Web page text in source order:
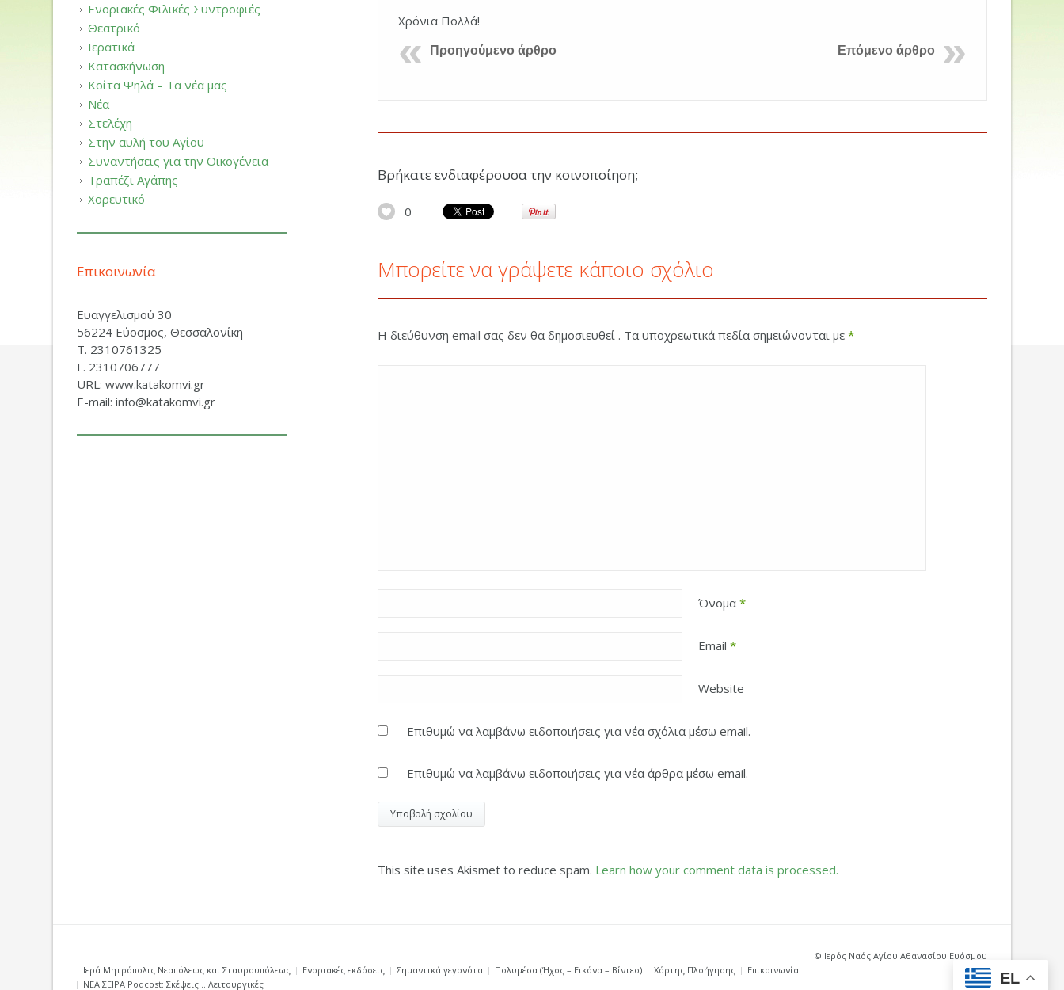
Χρόνια Πολλά!
Προηγούμενο άρθρο Επόμενο άρθρο
Βρήκατε ενδιαφέρουσα την κοινοποίηση;
0
Μπορείτε να γράψετε κάποιο σχόλιο
Η διεύθυνση email σας δεν θα δημοσιευθεί . Τα υποχρεωτικά πεδία σημειώνονται με *
Όνομα *
Email *
Website
Επιθυμώ να λαμβάνω ειδοποιήσεις για νέα σχόλια μέσω email.
Επιθυμώ να λαμβάνω ειδοποιήσεις για νέα άρθρα μέσω email.
This site uses Akismet to reduce spam. Learn how your comment data is processed.
Ενοριακές Φιλικές Συντροφιές
Θεατρικό
Ιερατικά
Κατασκήνωση
Κοίτα Ψηλά – Τα νέα μας
Νέα
Στελέχη
Στην αυλή του Αγίου
Συναντήσεις για την Οικογένεια
Τραπέζι Αγάπης
Χορευτικό
Επικοινωνία
Ευαγγελισμού 30
56224 Εύοσμος, Θεσσαλονίκη
Τ. 2310761325
F. 2310706777
URL: www.katakomvi.gr
E-mail: info@katakomvi.gr
© Ιερός Ναός Αγίου Αθανασίου Ευόσμου
Ιερά Μητρόπολις Νεαπόλεως και Σταυρουπόλεως
Ενοριακές εκδόσεις Σημαντικά γεγονότα Πολυμέσα (Ήχος – Εικόνα – Βίντεο) Χάρτης Πλοήγησης
Επικοινωνία
ΝΕΑ ΣΕΙΡΑ Podcost: Σκέψεις… Λειτουργικές
EL